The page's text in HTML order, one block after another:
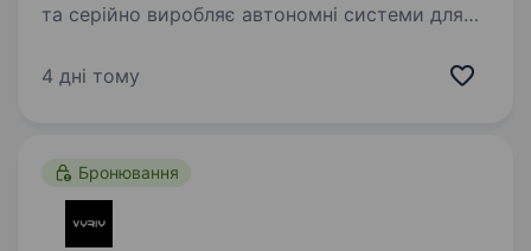
та серійно виробляє автономні системи для
200 підрозділів Сил оборони України.
4 дні тому
Бронювання